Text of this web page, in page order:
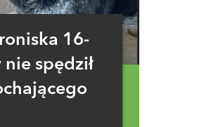
16-
spędził